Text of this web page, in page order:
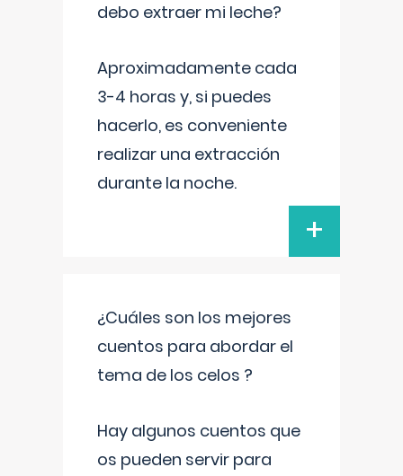
debo extraer mi leche?
Aproximadamente cada
3-4 horas y, si puedes
hacerlo, es conveniente
realizar una extracción
durante la noche.
+
¿Cuáles son los mejores
cuentos para abordar el
tema de los celos ?
Hay algunos cuentos que
os pueden servir para